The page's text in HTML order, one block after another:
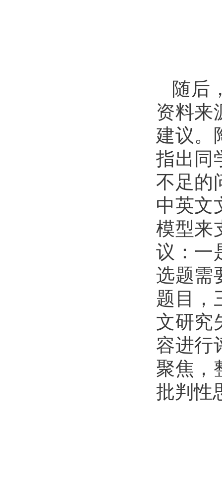
随后
资料来
建议。
指出同
不足的
中英文
模型来
议：一
选题需
题目
文研究
容进行
聚焦，
批判性